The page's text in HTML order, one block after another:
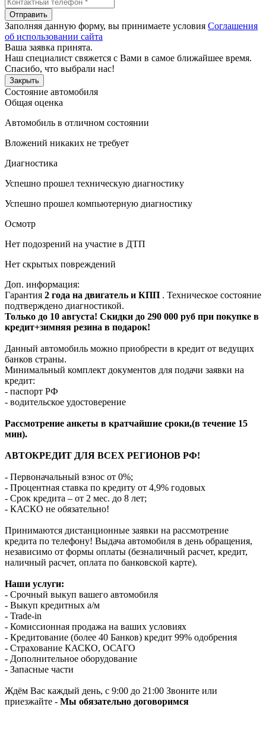
Отправить
Заполняя данную форму, вы принимаете условия Соглашения
об использовании сайта
Ваша заявка принята.
Наш специалист свяжется с Вами в самое ближайшее время.
Спасибо, что выбрали нас!
Закрыть
Состояние автомобиля
Общая оценка
Автомобиль в отличном состоянии
Вложений никаких не требует
Диагностика
Успешно прошел техническую диагностику
Успешно прошел компьютерную диагностику
Осмотр
Нет подозрений на участие в ДТП
Нет скрытых повреждений
Доп. информация:
Гарантия 2 года на двигатель и КПП . Техническое состояние
подтверждено диагностикой.
Только до 10 августа! Скидки до 290 000 руб при покупке в
кредит+зимняя резина в подарок!
Данный автомобиль можно приобрести в кредит от ведущих
банков страны.
Минимальный комплект документов для подачи заявки на
кредит:
- паспорт РФ
- водительское удостоверение
Рассмотрение анкеты в кратчайшие сроки,(в течение 15
мин).
АВТОКРЕДИТ ДЛЯ ВСЕХ РЕГИОНОВ РФ!
- Первоначальный взнос от 0%;
- Процентная ставка по кредиту от 4,9% годовых
- Срок кредита – от 2 мес. до 8 лет;
- КАСКО не обязательно!
Принимаются дистанционные заявки на рассмотрение
кредита по телефону! Выдача автомобиля в день обращения,
независимо от формы оплаты (безналичный расчет, кредит,
наличный расчет, оплата по банковской карте).
Наши услуги:
- Срочный выкуп вашего автомобиля
- Выкуп кредитных а/м
- Trade-in
- Комиссионная продажа на ваших условиях
- Кредитование (более 40 Банков) кредит 99% одобрения
- Страхование КАСКО, ОСАГО
- Дополнительное оборудование
- Запасные части
Ждём Вас каждый день, с 9:00 до 21:00 Звоните или
приезжайте - Мы обязательно договоримся